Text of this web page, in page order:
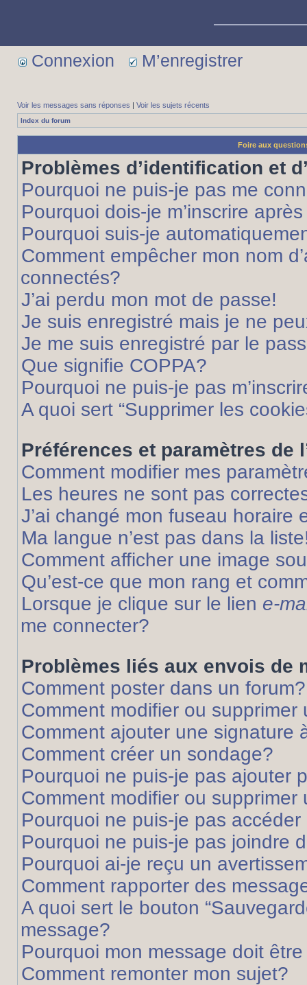
Connexion M’enregistrer
Voir les messages sans réponses | Voir les sujets récents
Index du forum
Foire aux
Problèmes d’identification et
Pourquoi ne puis-je pas me
Pourquoi dois-je m’inscrire
Pourquoi suis-je
Comment empêcher mon nom
connectés?
J’ai perdu mon mot de passe!
Je suis enregistré mais je ne
Je me suis enregistré par le
Que signifie COPPA?
Pourquoi ne puis-je pas
A quoi sert “Supprimer les
Préférences et paramètres de
Comment modifier mes
Les heures ne sont pas
J’ai changé mon fuseau horaire
Ma langue n’est pas dans la
Comment afficher une image
Qu’est-ce que mon rang et
Lorsque je clique sur le lien e-
me connecter?
Problèmes liés aux envois de
Comment poster dans un forum?
Comment modifier ou supprimer
Comment ajouter une signature
Comment créer un sondage?
Pourquoi ne puis-je pas ajouter
Comment modifier ou supprimer
Pourquoi ne puis-je pas
Pourquoi ne puis-je pas joindre
Pourquoi ai-je reçu un
Comment rapporter des
A quoi sert le bouton
message?
Pourquoi mon message doit
Comment remonter mon sujet?